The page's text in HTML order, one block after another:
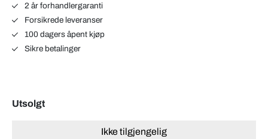
2 år forhandlergaranti
Forsikrede leveranser
100 dagers åpent kjøp
Sikre betalinger
Utsolgt
Ikke tilgjengelig